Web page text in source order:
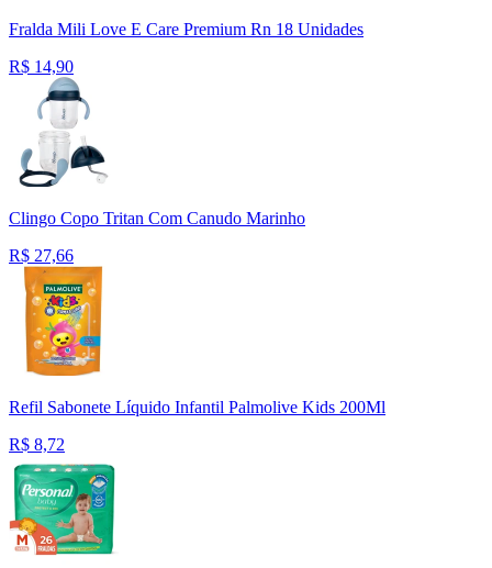
Fralda Mili Love E Care Premium Rn 18 Unidades
R$ 14,90
Clingo Copo Tritan Com Canudo Marinho
R$ 27,66
Refil Sabonete Líquido Infantil Palmolive Kids 200Ml
R$ 8,72